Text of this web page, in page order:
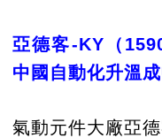
亞德客-KY（
中國自動化升溫
氣動元件大廠亞